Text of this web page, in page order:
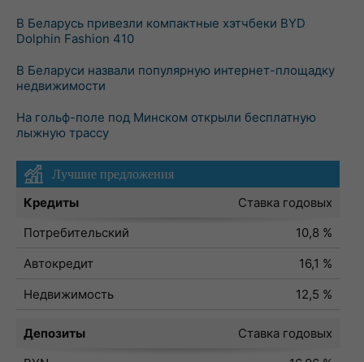
В Беларусь привезли компактные хэтчбеки BYD
Dolphin Fashion 410
В Беларуси назвали популярную интернет-площадку
недвижимости
На гольф-поле под Минском открыли бесплатную
лыжную трассу
Лучшие предложения
Кредиты
Ставка годовых
Потребительский
10,8 %
Автокредит
16,1 %
Недвижимость
12,5 %
Депозиты
Ставка годовых